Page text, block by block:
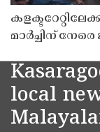
മാർച്ചിന്
local